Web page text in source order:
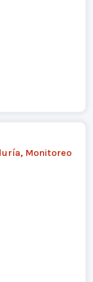
Monitoreo